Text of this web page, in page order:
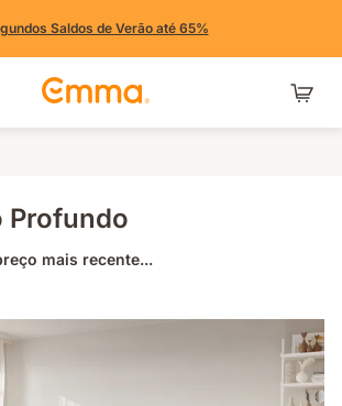
Saldos de Verão até 65%
Profundo
mais recente...